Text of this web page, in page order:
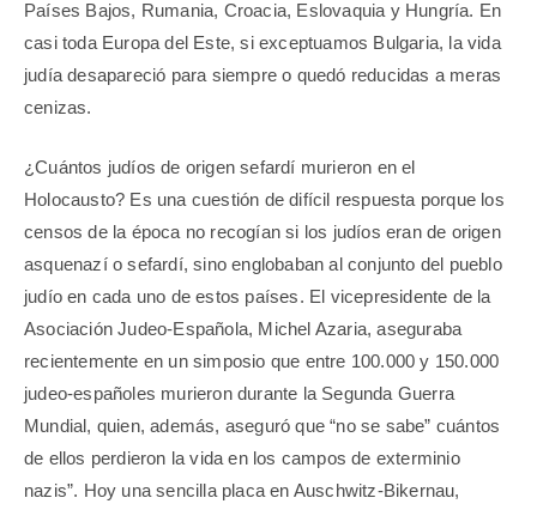
Países Bajos, Rumania, Croacia, Eslovaquia y Hungría. En
casi toda Europa del Este, si exceptuamos Bulgaria, la vida
judía desapareció para siempre o quedó reducidas a meras
cenizas.
¿Cuántos judíos de origen sefardí murieron en el
Holocausto? Es una cuestión de difícil respuesta porque los
censos de la época no recogían si los judíos eran de origen
asquenazí o sefardí, sino englobaban al conjunto del pueblo
judío en cada uno de estos países. El vicepresidente de la
Asociación Judeo-Española, Michel Azaria, aseguraba
recientemente en un simposio que entre 100.000 y 150.000
judeo-españoles murieron durante la Segunda Guerra
Mundial, quien, además, aseguró que “no se sabe” cuántos
de ellos perdieron la vida en los campos de exterminio
nazis”. Hoy una sencilla placa en Auschwitz-Bikernau,